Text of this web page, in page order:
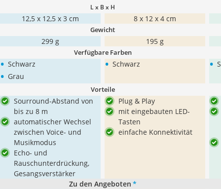
L x B x H
12,5 x 12,5 x 3 cm 8 x 12 x 4 cm
Gewicht
299 g 195 g
Verfügbare Farben
• Schwarz
• Grau
• Schwarz •
Vorteile
Sourround-Abstand von
bis zu 8 m
automatischer Wechsel
zwischen Voice- und
Musikmodus
Echo- und
Rauschunterdrückung,
Gesangsverstärker
Plug & Play
mit eingebauten LED-
Tasten
einfache Konnektivität
Zu den Angeboten *